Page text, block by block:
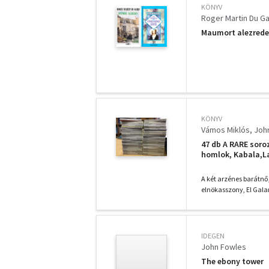
KÖNYV
Roger Martin Du
Maumort
KÖNYV
Vámos Miklós
47 db A RARE
homlok,
Gyerektörténet,
A két arzénes
elnökasszony, El
IDEGEN
John Fowles
The ebony tower